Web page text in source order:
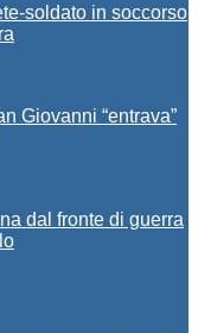
soldato in soccorso
Giovanni “entrava”
dal fronte di guerra